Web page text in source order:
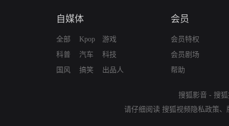
自媒体
全部
科普
国风
Kpop
汽车
搞笑
游戏
科技
出品人
会员
会员特权
会员剧场
帮助
搜狐影音 - 搜
请仔细阅读 搜狐视频隐私政策、